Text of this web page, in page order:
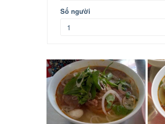
Số người